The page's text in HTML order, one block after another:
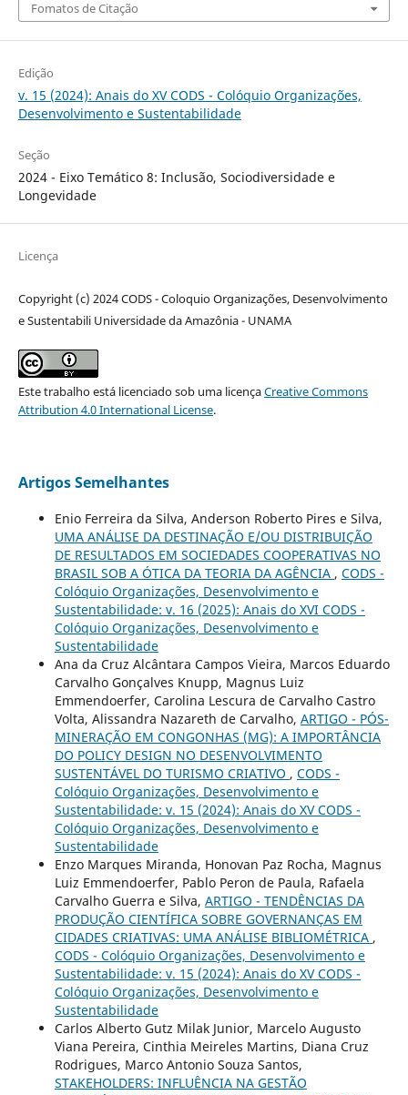
Fomatos de Citação
Edição
v. 15 (2024): Anais do XV CODS - Colóquio Organizações,
Desenvolvimento e Sustentabilidade
Seção
2024 - Eixo Temático 8: Inclusão, Sociodiversidade e
Longevidade
Licença
Copyright (c) 2024 CODS - Coloquio Organizações, Desenvolvimento
e Sustentabili Universidade da Amazônia - UNAMA
Este trabalho está licenciado sob uma licençaCreative Commons
Attribution 4.0 International License.
Artigos Semelhantes
Enio Ferreira da Silva, Anderson Roberto Pires e Silva,
UMA ANÁLISE DA DESTINAÇÃO E/OU DISTRIBUIÇÃO
DE RESULTADOS EM SOCIEDADES COOPERATIVAS NO
BRASIL SOB A ÓTICA DA TEORIA DA AGÊNCIA , CODS -
Colóquio Organizações, Desenvolvimento e
Sustentabilidade: v. 16 (2025): Anais do XVI CODS -
Colóquio Organizações, Desenvolvimento e
Sustentabilidade
Ana da Cruz Alcântara Campos Vieira, Marcos Eduardo
Carvalho Gonçalves Knupp, Magnus Luiz
Emmendoerfer, Carolina Lescura de Carvalho Castro
Volta, Alissandra Nazareth de Carvalho, ARTIGO - PÓS-
MINERAÇÃO EM CONGONHAS (MG): A IMPORTÂNCIA
DO POLICY DESIGN NO DESENVOLVIMENTO
SUSTENTÁVEL DO TURISMO CRIATIVO , CODS -
Colóquio Organizações, Desenvolvimento e
Sustentabilidade: v. 15 (2024): Anais do XV CODS -
Colóquio Organizações, Desenvolvimento e
Sustentabilidade
Enzo Marques Miranda, Honovan Paz Rocha, Magnus
Luiz Emmendoerfer, Pablo Peron de Paula, Rafaela
Carvalho Guerra e Silva, ARTIGO - TENDÊNCIAS DA
PRODUÇÃO CIENTÍFICA SOBRE GOVERNANÇAS EM
CIDADES CRIATIVAS: UMA ANÁLISE BIBLIOMÉTRICA ,
CODS - Colóquio Organizações, Desenvolvimento e
Sustentabilidade: v. 15 (2024): Anais do XV CODS -
Colóquio Organizações, Desenvolvimento e
Sustentabilidade
Carlos Alberto Gutz Milak Junior, Marcelo Augusto
Viana Pereira, Cinthia Meireles Martins, Diana Cruz
Rodrigues, Marco Antonio Souza Santos,
STAKEHOLDERS: INFLUÊNCIA NA GESTÃO